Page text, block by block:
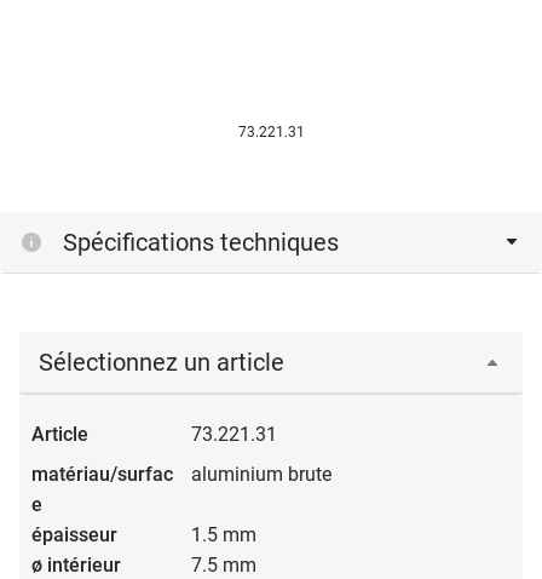
73.221.31
Spécifications techniques
Sélectionnez un article
73.221.31
aluminium brute
1.5 mm
7.5 mm